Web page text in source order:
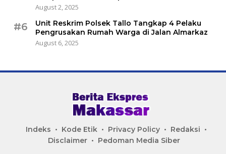
August 2, 2025
#6
Unit Reskrim Polsek Tallo Tangkap 4 Pelaku
Pengrusakan Rumah Warga di Jalan Almarkaz
August 6, 2025
Indeks Kode Etik Privacy Policy
Redaksi
Disclaimer
Pedoman Media Siber